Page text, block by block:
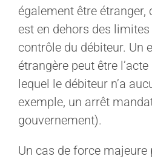
également être étranger,
est en dehors des limites
contrôle du débiteur. Un
étrangère peut être
lequel le débiteur n’a
exemple, un arrêt
gouvernement).
Un cas de force majeure